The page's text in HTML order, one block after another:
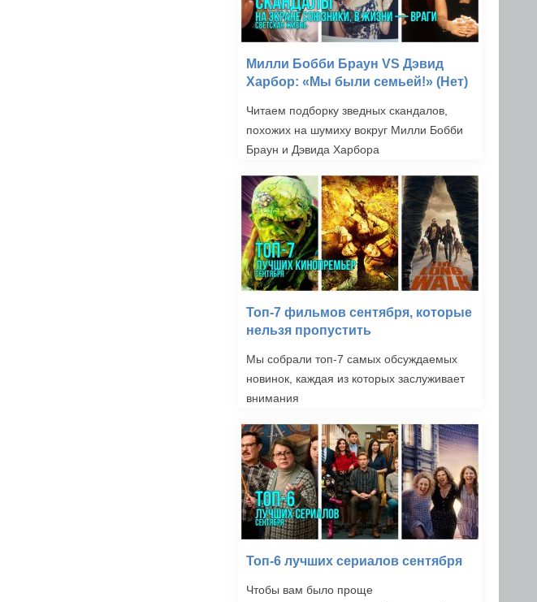
Милли Бобби Браун VS Дэвид
Харбор: «Мы были семьей!» (Нет)
Читаем подборку зведных скандалов,
похожих на шумиху вокруг Милли Бобби
Браун и Дэвида Харбора
Топ-7 фильмов сентября, которые
нельзя пропустить
Мы собрали топ-7 самых обсуждаемых
новинок, каждая из которых заслуживает
внимания
Топ-6 лучших сериалов сентября
Чтобы вам было проще